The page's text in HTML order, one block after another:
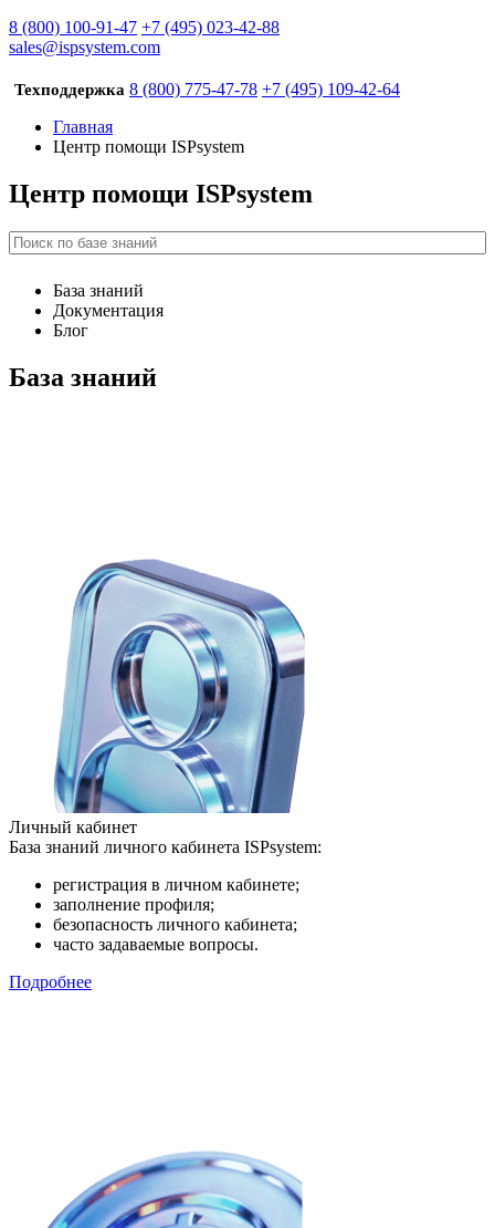
8 (800) 100-91-47 +7 (495) 023-42-88
sales@ispsystem.com
Техподдержка 8 (800) 775-47-78 +7 (495) 109-42-64
Главная
Центр помощи ISPsystem
Центр помощи ISPsystem
База знаний
Документация
Блог
База знаний
Личный кабинет
База знаний личного кабинета ISPsystem:
регистрация в личном кабинете;
заполнение профиля;
безопасность личного кабинета;
часто задаваемые вопросы.
Подробнее